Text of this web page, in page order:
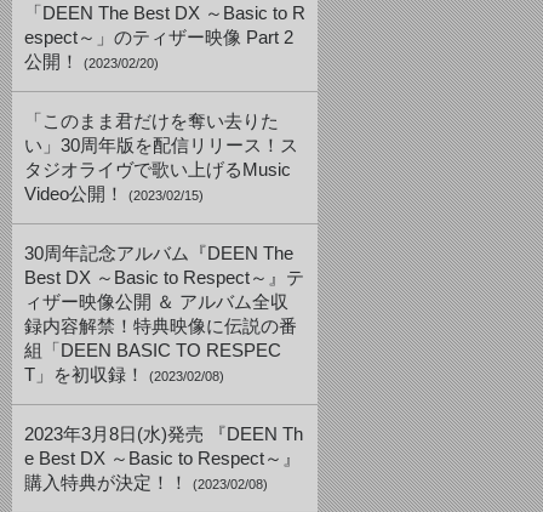
「DEEN The Best DX ～Basic to R
espect～」のティザー映像 Part 2
公開！
(2023/02/20)
「このまま君だけを奪い去りた
い」30周年版を配信リリース！ス
タジオライヴで歌い上げるMusic
Video公開！
(2023/02/15)
30周年記念アルバム『DEEN The
Best DX ～Basic to Respect～』テ
ィザー映像公開 ＆ アルバム全収
録内容解禁！特典映像に伝説の番
組「DEEN BASIC TO RESPEC
T」を初収録！
(2023/02/08)
2023年3月8日(水)発売 『DEEN Th
e Best DX ～Basic to Respect～』
購入特典が決定！！
(2023/02/08)